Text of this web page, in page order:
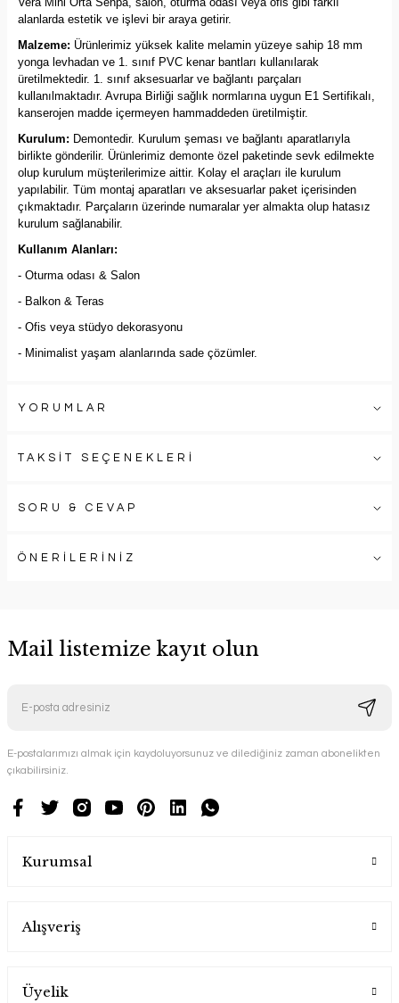
alanlarda estetik ve işlevi bir araya getirir.
Malzeme: Ürünlerimiz yüksek kalite melamin yüzeye sahip 18 mm
yonga levhadan ve 1. sınıf PVC kenar bantları kullanılarak
üretilmektedir. 1. sınıf aksesuarlar ve bağlantı parçaları
kullanılmaktadır. Avrupa Birliği sağlık normlarına uygun E1 Sertifikalı,
kanserojen madde içermeyen hammaddeden üretilmiştir.
Kurulum: Demontedir. Kurulum şeması ve bağlantı aparatlarıyla
birlikte gönderilir. Ürünlerimiz demonte özel paketinde sevk edilmekte
olup kurulum müşterilerimize aittir. Kolay el araçları ile kurulum
yapılabilir. Tüm montaj aparatları ve aksesuarlar paket içerisinden
çıkmaktadır. Parçaların üzerinde numaralar yer almakta olup hatasız
kurulum sağlanabilir.
Kullanım Alanları:
- Oturma odası & Salon
- Balkon & Teras
- Ofis veya stüdyo dekorasyonu
- Minimalist yaşam alanlarında sade çözümler.
YORUMLAR
TAKSİT SEÇENEKLERİ
SORU & CEVAP
ÖNERİLERİNİZ
Mail listemize kayıt olun
E-postalarımızı almak için kaydoluyorsunuz ve dilediğiniz zaman abonelikten
çıkabilirsiniz.
Kurumsal
Alışveriş
Üyelik